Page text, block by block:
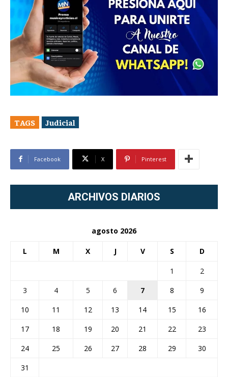
TAGS Judicial
Facebook X Pinterest
ARCHIVOS DIARIOS
agosto 2026
L M X J V S D
1
2
3
4 5 6 7 8
9
10
11 12 13 14 15
16
17
18 19 20 21 22
23
24
25 26 27 28 29
30
31